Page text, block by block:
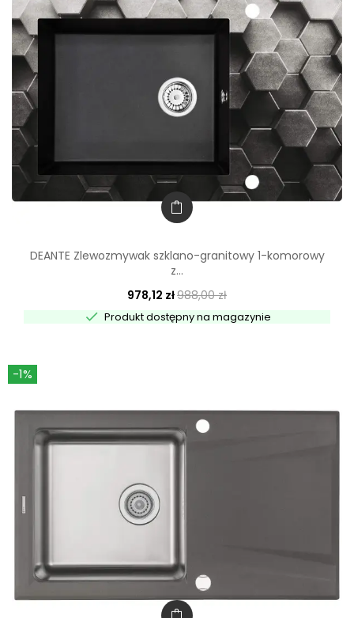
DEANTE Zlewozmywak szklano-granitowy 1-komorowy
z...
978,12 zł988,00 zł
 Produkt dostępny na magazynie
-1%